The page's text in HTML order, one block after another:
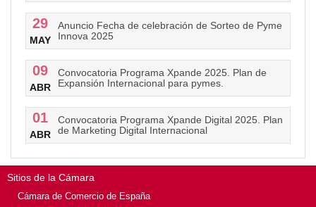
29
MAY
Anuncio Fecha de celebración de Sorteo de Pyme
Innova 2025
09
ABR
Convocatoria Programa Xpande 2025. Plan de
Expansión Internacional para pymes.
01
ABR
Convocatoria Programa Xpande Digital 2025. Plan
de Marketing Digital Internacional
Sitios de la Cámara
Cámara de Comercio de España